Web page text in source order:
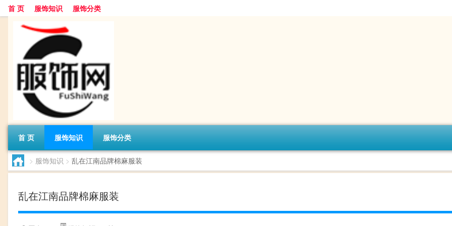
首 页 服饰知识 服饰分类
首 页 服饰知识 服饰分类
> 服饰知识 > 乱在江南品牌棉麻服装
乱在江南品牌棉麻服装